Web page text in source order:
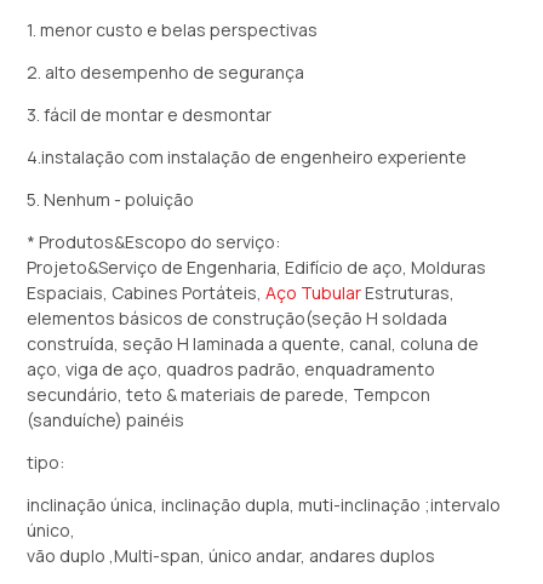
1. menor custo e belas perspectivas
2. alto desempenho de segurança
3. fácil de montar e desmontar
4.instalação com instalação de engenheiro experiente
5. Nenhum - poluição
* Produtos&Escopo do serviço:
Projeto&Serviço de Engenharia, Edifício de aço, Molduras
Espaciais, Cabines Portáteis,Aço TubularEstruturas,
elementos básicos de construção(seção H soldada
construída, seção H laminada a quente, canal, coluna de
aço, viga de aço, quadros padrão, enquadramento
secundário, teto & materiais de parede, Tempcon
(sanduíche) painéis
tipo:
inclinação única, inclinação dupla, muti-inclinação ;intervalo
único,
vão duplo ,Multi-span, único andar, andares duplos